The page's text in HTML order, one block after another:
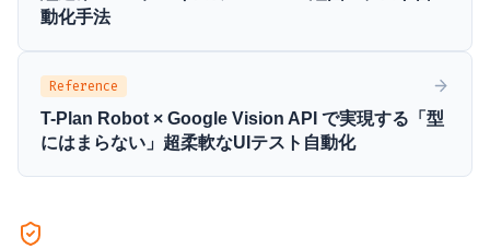
動化手法
Reference
T-Plan Robot × Google Vision API で実現する「型
にはまらない」超柔軟なUIテスト自動化